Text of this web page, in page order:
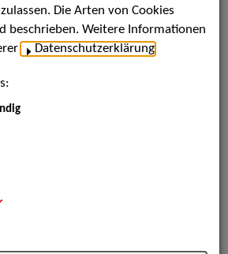
Mannequin
Die Arten von Cookies
beschrieben. Weitere Informationen
Datenschutzerklärung